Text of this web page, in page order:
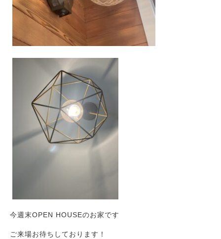
今週末OPEN HOUSEのお家です
ご来場お待ちしております！